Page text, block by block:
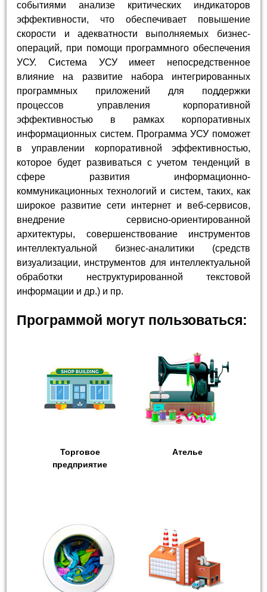
событиями анализе критических индикаторов
эффективности, что обеспечивает повышение
скорости и адекватности выполняемых бизнес-
операций, при помощи программного обеспечения
УСУ. Система УСУ имеет непосредственное
влияние на развитие набора интегрированных
программных приложений для поддержки
процессов управления корпоративной
эффективностью в рамках корпоративных
информационных систем. Программа УСУ поможет
в управлении корпоративной эффективностью,
которое будет развиваться с учетом тенденций в
сфере развития информационно-
коммуникационных технологий и систем, таких, как
широкое развитие сети интернет и веб-сервисов,
внедрение сервисно-ориентированной
архитектуры, совершенствование инструментов
интеллектуальной бизнес-аналитики (средств
визуализации, инструментов для интеллектуальной
обработки неструктурированной текстовой
информации и др.) и пр.
Программой могут пользоваться:
Торговое
предприятие
Ателье